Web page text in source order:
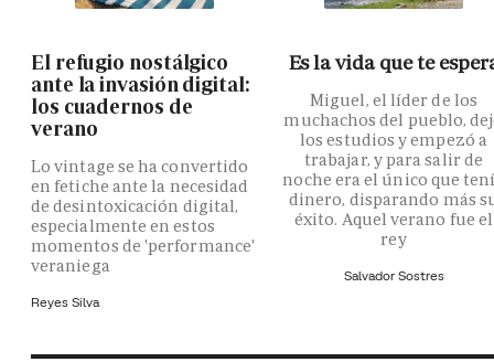
El refugio nostálgico
ante la invasión digital:
los cuadernos de
verano
Lo vintage se ha convertido
en fetiche ante la necesidad
de desintoxicación digital,
especialmente en estos
momentos de 'performance'
veraniega
Reyes Silva
Es la vida que te
Miguel, el líder de los
muchachos del pueblo,
los estudios y empezó a
trabajar, y para salir de
noche era el único que
dinero, disparando más
éxito. Aquel verano fue el
rey
Salvador Sostres